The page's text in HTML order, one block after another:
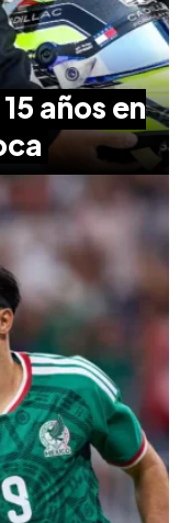
años en